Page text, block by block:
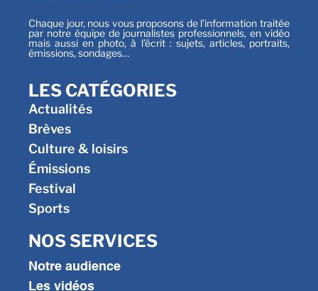
Chaque jour, nous vous proposons de l’information traitée
par notre équipe de journalistes professionnels, en vidéo
mais aussi en photo, à l’écrit : sujets, articles, portraits,
émissions, sondages…
LES CATÉGORIES
Actualités
Brèves
Culture & loisirs
Émissions
Festival
Sports
NOS SERVICES
Notre audience
Les vidéos